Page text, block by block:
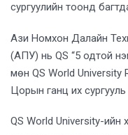
сургуулийн тоонд
Ази Номхон Далайн
(АПУ) нь QS “5 одтой
мөн QS World University
Цорын ганц их
QS World University-ийн